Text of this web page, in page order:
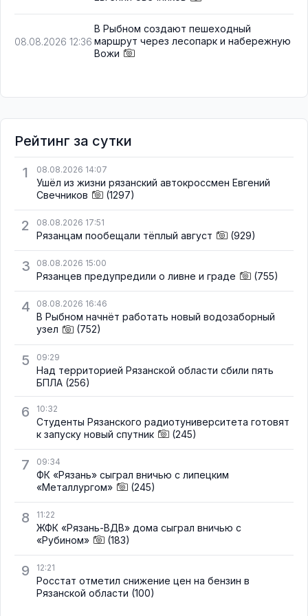
08.08.2026 12:36
В Рыбном создают пешеходный
маршрут через лесопарк и набережную
Вожи
Рейтинг за сутки
1
08.08.2026 14:07
Ушёл из жизни рязанский автокроссмен Евгений
Свечников
(1297)
2 08.08.2026 17:51
Рязанцам пообещали тёплый август (929)
3 08.08.2026 15:00
Рязанцев предупредили о ливне и граде (755)
4 08.08.2026 16:46
В Рыбном начнёт работать новый водозаборный
узел
(752)
5 09:29
Над территорией Рязанской области сбили пять
БПЛА (256)
6 10:32
Студенты Рязанского радиотуниверситета готовят
к запуску новый спутник
(245)
7 09:34
ФК «Рязань» сыграл вничью с липецким
«Металлургом»
(245)
8 11:22
ЖФК «Рязань-ВДВ» дома сыграл вничью с
«Рубином»
(183)
9 12:21
Росстат отметил снижение цен на бензин в
Рязанской области (100)